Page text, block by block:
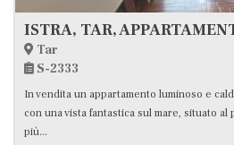
Tar
S-2333
In vendita un appartamento luminoso e
con una vista fantastica sul mare, situato
più...